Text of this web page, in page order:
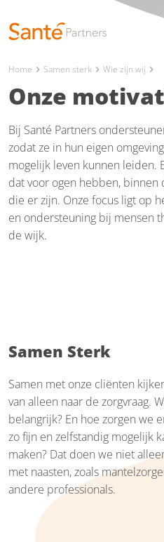
Home chevron_right Samen sterk chevron_right Wie zijn wij chevron_right
Onze
Bij Santé Partners
zodat ze in hun eigen
mogelijk leven kunnen leiden.
dat voor ogen hebben, binnen
die er zijn. Onze focus ligt op
en ondersteuning bij mensen
de wijk.
Samen Sterk
Samen met onze cliënten
van alleen naar de zorgvraag.
belangrijk? En hoe zorgen we
zo fijn en zelfstandig mogelijk
maken? Dat doen we niet
met naasten, zoals
andere professionals.